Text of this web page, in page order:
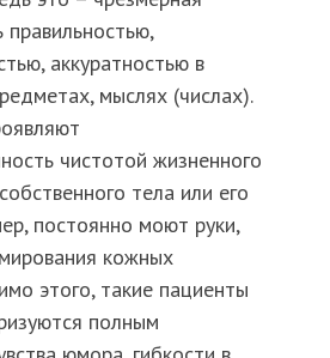
правильностью,
аккуратностью в
мыслях (числах).
чистотой жизненного
тела или его
постоянно моют руки,
кожных
этого, такие пациенты
полным